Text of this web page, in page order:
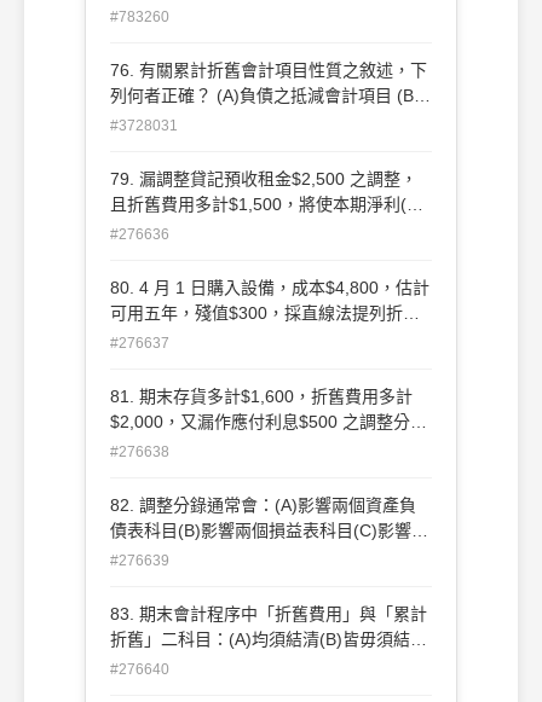
上列為總資產之減項(C)增加 時應記入借方
#783260
76. 有關累計折舊會計項目性質之敘述，下
列何者正確？ (A)負債之抵減會計項目 (B)
在資產負債表上列為總資產之減項 (C)增加
#3728031
79. 漏調整貸記預收租金$2,500 之調整，
且折舊費用多計$1,500，將使本期淨利(A)
多計$4,000(B)多計$1,000(C)少計
#276636
80. 4 月 1 日購入設備，成本$4,800，估計
可用五年，殘值$300，採直線法提列折
舊，則當年之折舊費用為：
#276637
81. 期末存貨多計$1,600，折舊費用多計
$2,000，又漏作應付利息$500 之調整分
錄，將使本期淨利(A)多計$100(B)少計
#276638
82. 調整分錄通常會：(A)影響兩個資產負
債表科目(B)影響兩個損益表科目(C)影響一
個資產負債表科目以及一個損益表科目(D)
#276639
83. 期末會計程序中「折舊費用」與「累計
折舊」二科目：(A)均須結清(B)皆毋須結帳
(C)同時出現在調整後及結帳後試算表(D)同
#276640